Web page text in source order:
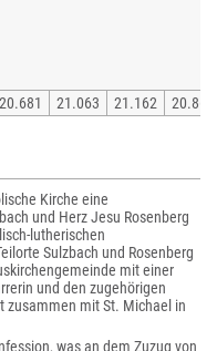
20.681 21.063 21.162
20.868
Kirche eine
und Herz Jesu Rosenberg
lutherischen
Sulzbach und Rosenberg
mit einer
und den zugehörigen
zusammen mit St. Michael in
was an dem Zuzug von